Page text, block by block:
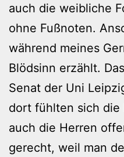
auch die weibliche
ohne Fußnoten.
während meines
Blödsinn erzählt.
Senat der Uni
dort fühlten sich die
auch die Herren
gerecht, weil man